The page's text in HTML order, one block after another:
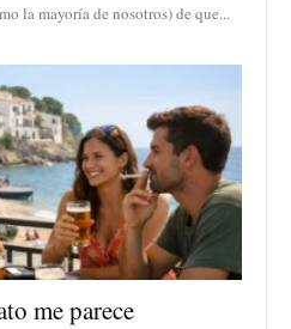
la mayoría de nosotros) de que...
me parece